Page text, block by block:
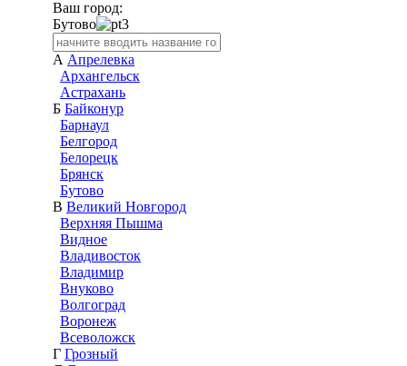
Ваш город:
Бутово
А Апрелевка
Архангельск
Астрахань
Б Байконур
Барнаул
Белгород
Белорецк
Брянск
Бутово
В Великий Новгород
Верхняя Пышма
Видное
Владивосток
Владимир
Внуково
Волгоград
Воронеж
Всеволожск
Г Грозный